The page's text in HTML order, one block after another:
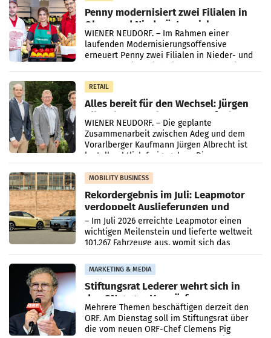
Penny modernisiert zwei Filialen in
Ober- und Niederösterreich
WIENER NEUDORF. – Im Rahmen einer
laufenden Modernisierungsoffensive
erneuert Penny zwei Filialen in Nieder- und
RETAIL
Alles bereit für den Wechsel: Jürgen
Albrecht setzt ab 1.1.2027 auf Adeg
WIENER NEUDORF. – Die geplante
Zusammenarbeit zwischen Adeg und dem
Vorarlberger Kaufmann Jürgen Albrecht ist
kartellrechtlich freigegeben: Die
Bundeswettbewerbsbehörde und der
Bundeskartellanwalt
MOBILITY BUSINESS
Rekordergebnis im Juli: Leapmotor
verdoppelt Auslieferungen und
überschreitet die 100.000er-Marke
– Im Juli 2026 erreichte Leapmotor einen
wichtigen Meilenstein und lieferte weltweit
101.267 Fahrzeuge aus, womit sich das
Ergebnis gegenüber Juli 2025 mehr als
verdoppelte (+102
MARKETING & MEDIA
Stiftungsrat Lederer wehrt sich in
den SN gegen Vorwürfe
Mehrere Themen beschäftigen derzeit den
ORF. Am Dienstag soll im Stiftungsrat über
die vom neuen ORF-Chef Clemens Pig